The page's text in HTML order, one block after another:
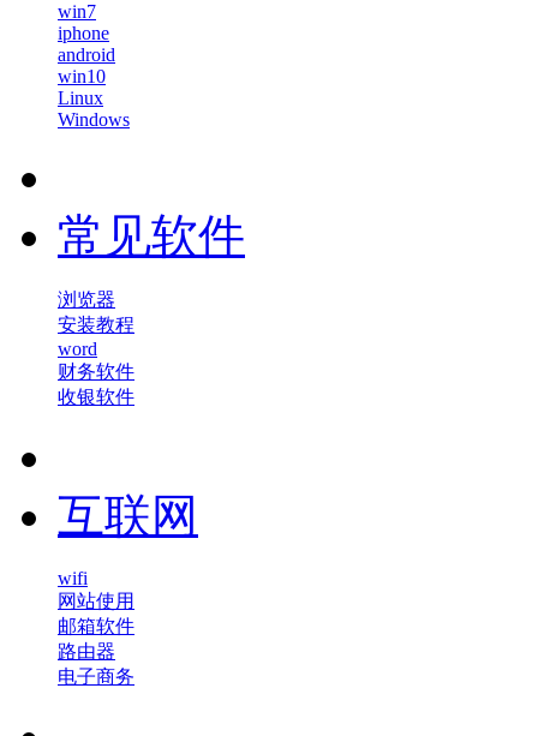
win7
iphone
android
win10
Linux
Windows
常见软件
浏览器
安装教程
word
财务软件
收银软件
互联网
wifi
网站使用
邮箱软件
路由器
电子商务